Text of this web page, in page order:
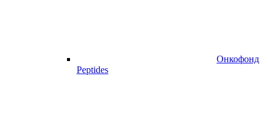
Онкофонд
Peptides